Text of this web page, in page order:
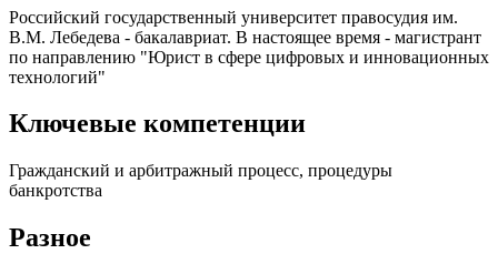
Российский государственный университет правосудия им.
В.М. Лебедева - бакалавриат. В настоящее время - магистрант
по направлению "Юрист в сфере цифровых и инновационных
технологий"
Ключевые компетенции
Гражданский и арбитражный процесс, процедуры
банкротства
Разное